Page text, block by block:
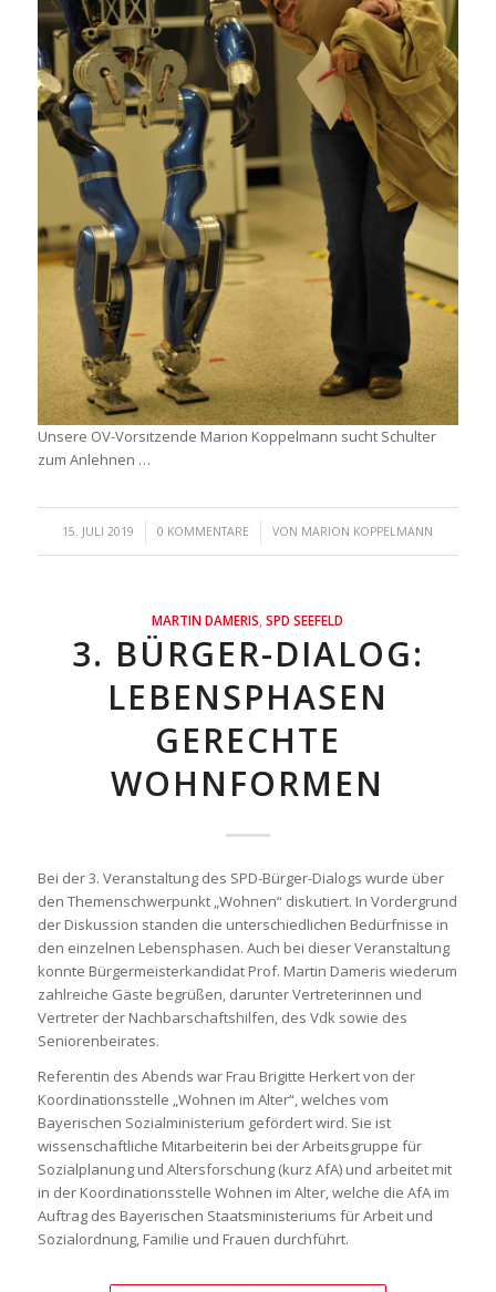
Unsere OV-Vorsitzende Marion Koppelmann sucht Schulter
zum Anlehnen …
15. JULI 2019
/ 0 KOMMENTARE
/ VON MARION KOPPELMANN
MARTIN DAMERIS,SPD SEEFELD
3. BÜRGER-DIALOG:
LEBENSPHASEN
GERECHTE
WOHNFORMEN
Bei der 3. Veranstaltung des SPD-Bürger-Dialogs wurde über
den Themenschwerpunkt „Wohnen“ diskutiert. In Vordergrund
der Diskussion standen die unterschiedlichen Bedürfnisse in
den einzelnen Lebensphasen. Auch bei dieser Veranstaltung
konnte Bürgermeisterkandidat Prof. Martin Dameris wiederum
zahlreiche Gäste begrüßen, darunter Vertreterinnen und
Vertreter der Nachbarschaftshilfen, des Vdk sowie des
Seniorenbeirates.
Referentin des Abends war Frau Brigitte Herkert von der
Koordinationsstelle „Wohnen im Alter“, welches vom
Bayerischen Sozialministerium gefördert wird. Sie ist
wissenschaftliche Mitarbeiterin bei der Arbeitsgruppe für
Sozialplanung und Altersforschung (kurz AfA) und arbeitet mit
in der Koordinationsstelle Wohnen im Alter, welche die AfA im
Auftrag des Bayerischen Staatsministeriums für Arbeit und
Sozialordnung, Familie und Frauen durchführt.